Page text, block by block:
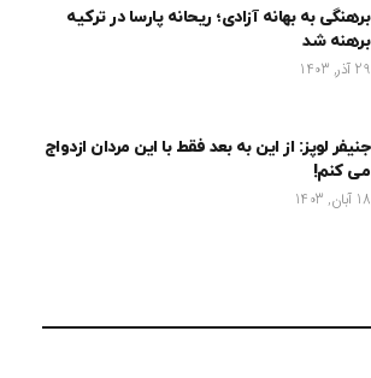
برهنگی به بهانه آزادی؛ ریحانه پارسا در ترکیه
برهنه شد
29 آذر, 1403
جنیفر لوپز: از این به بعد فقط با این مردان ازدواج
می کنم!
18 آبان, 1403